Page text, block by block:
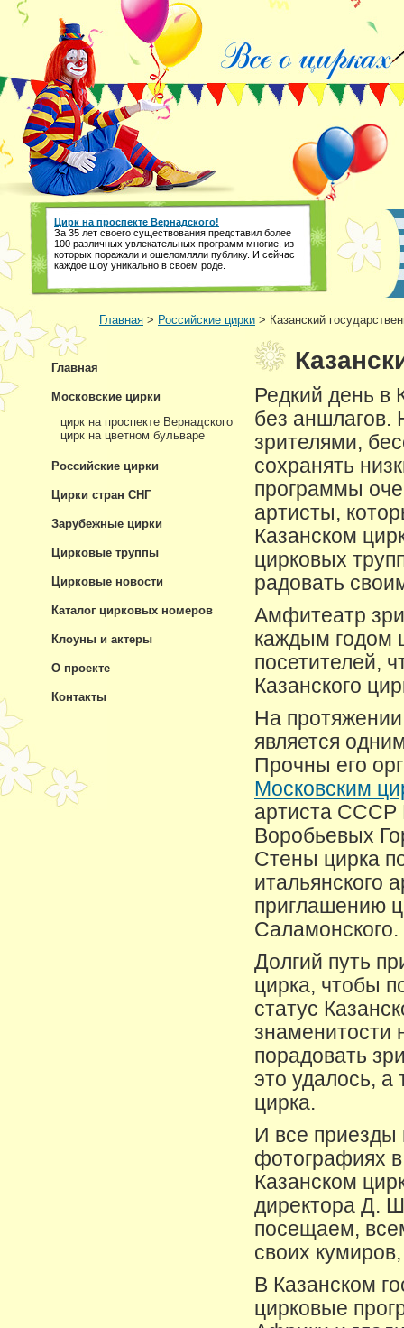
Цирк на проспекте Вернадского!
За 35 лет своего существования представил более
100 различных увлекательных программ многие, из
которых поражали и ошеломляли публику. И сейчас
каждое шоу уникально в своем роде.
Главная > Российские цирки > Казанский
Редкий день в
без аншлагов.
зрителями,
сохранять
программы
артисты,
Казанском
цирковых
радовать
Амфитеатр
каждым годом
посетителей,
Казанского
На протяжении
является
Прочны его
Московским
артиста СССР
Воробьевых
Стены цирка
итальянского
приглашению
Саламонского.
Долгий путь
цирка, чтобы
статус
знаменитости
порадовать
это удалось, а
цирка.
И все приезды
фотографиях
Казанском
директора Д.
посещаем,
своих
В Казанском
цирковые
Главная
Московские цирки
цирк на проспекте Вернадского
цирк на цветном бульваре
Российские цирки
Цирки стран СНГ
Зарубежные цирки
Цирковые труппы
Цирковые новости
Каталог цирковых номеров
Клоуны и актеры
О проекте
Контакты